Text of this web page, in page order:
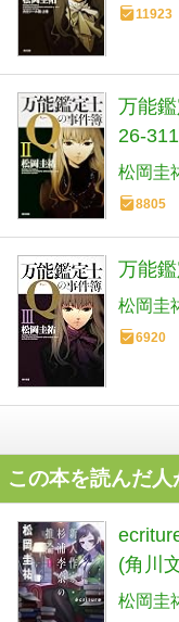
11923
万能
26-
松岡圭
8805
万能
松岡圭
6920
この本を読んだ
(角川
松岡圭